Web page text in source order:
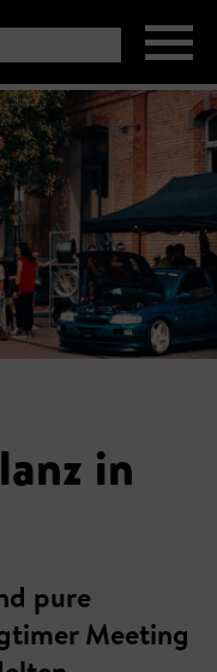
in
pure
Meeting